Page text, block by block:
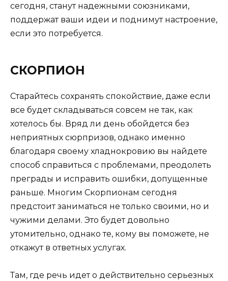
сегодня, станут надежными союзниками,
поддержат ваши идеи и поднимут настроение,
если это потребуется.
СКОРПИОН
Старайтесь сохранять спокойствие, даже если
все будет складываться совсем не так, как
хотелось бы. Вряд ли день обойдется без
неприятных сюрпризов, однако именно
благодаря своему хладнокровию вы найдете
способ справиться с проблемами, преодолеть
преграды и исправить ошибки, допущенные
раньше. Многим Скорпионам сегодня
предстоит заниматься не только своими, но и
чужими делами. Это будет довольно
утомительно, однако те, кому вы поможете, не
откажут в ответных услугах.
Там, где речь идет о действительно серьезных